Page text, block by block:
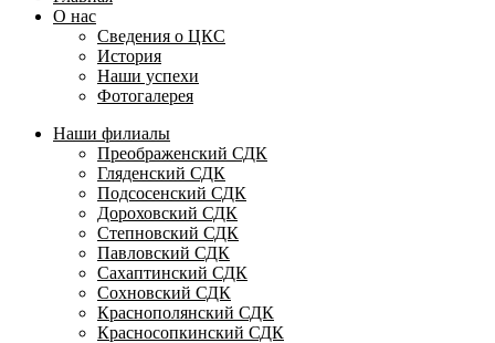
О нас
Сведения о ЦКС
История
Наши успехи
Фотогалерея
Наши филиалы
Преображенский СДК
Гляденский СДК
Подсосенский СДК
Дороховский СДК
Степновский СДК
Павловский СДК
Сахаптинский СДК
Сохновский СДК
Краснополянский СДК
Красносопкинский СДК